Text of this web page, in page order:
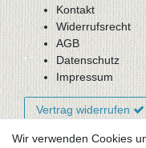
Kontakt
Widerrufsrecht
AGB
Datenschutz
Impressum
Vertrag widerrufen
Wir verwenden Cookies